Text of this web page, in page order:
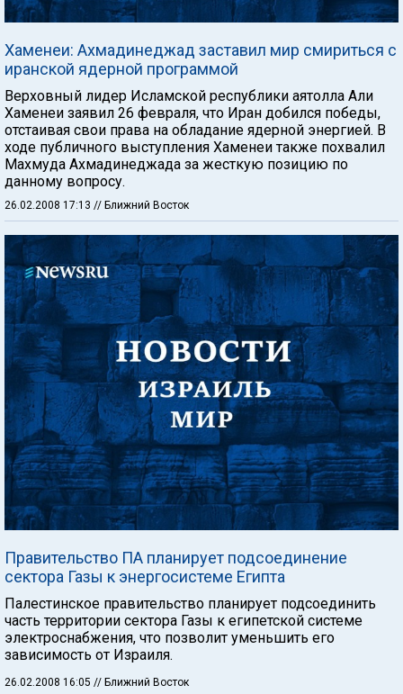
Хаменеи: Ахмадинеджад заставил мир смириться с
иранской ядерной программой
Верховный лидер Исламской республики аятолла Али
Хаменеи заявил 26 февраля, что Иран добился победы,
отстаивая свои права на обладание ядерной энергией. В
ходе публичного выступления Хаменеи также похвалил
Махмуда Ахмадинеджада за жесткую позицию по
данному вопросу.
26.02.2008 17:13 // Ближний Восток
Правительство ПА планирует подсоединение
сектора Газы к энергосистеме Египта
Палестинское правительство планирует подсоединить
часть территории сектора Газы к египетской системе
электроснабжения, что позволит уменьшить его
зависимость от Израиля.
26.02.2008 16:05 // Ближний Восток